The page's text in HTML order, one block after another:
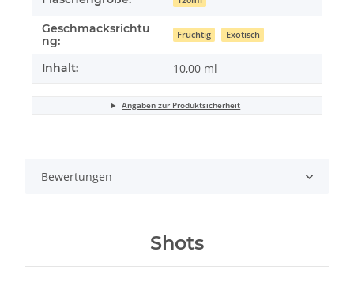
Geschmacksrichtu
ng:
Fruchtig Exotisch
Inhalt: 10,00 ml
Angaben zur Produktsicherheit
Bewertungen
Shots